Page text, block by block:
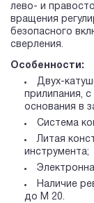
лево- и
вращения
безопасного
сверления.
Особенности:
Двух-
прилипания,
основания в
Система
Литая
инструмента;
Наличие
до М 20.